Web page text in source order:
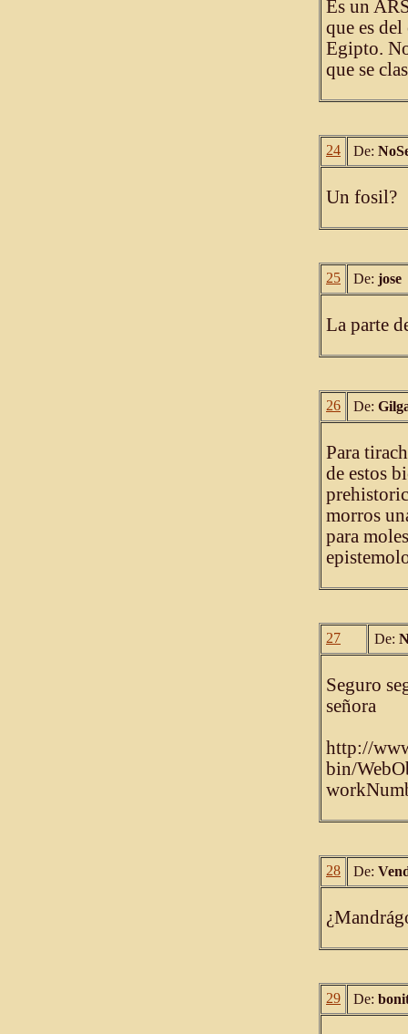
Es un
que es
Egipto.
que se
24 De:
Un fosil?
25 De: jose
La parte
26 De:
Para
de estos
morros
para
27 De:
Seguro
señora
http://
bin/
28 De:
29 De: